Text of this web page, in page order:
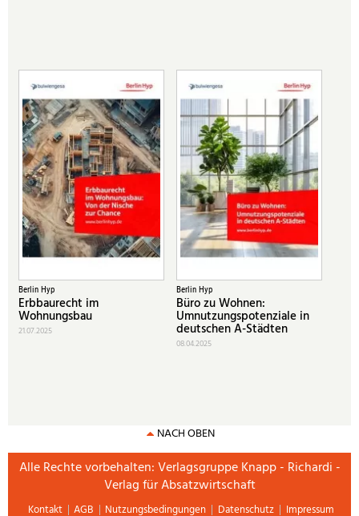
Berlin Hyp
Erbbaurecht im
Wohnungsbau
21.07.2025
Berlin Hyp
Büro zu Wohnen:
Umnutzungspotenziale in
deutschen A-Städten
08.04.2025
NACH OBEN
Alle Rechte vorbehalten: Verlagsgruppe Knapp - Richardi -
Verlag für Absatzwirtschaft
Kontakt AGB Nutzungsbedingungen Datenschutz Impressum